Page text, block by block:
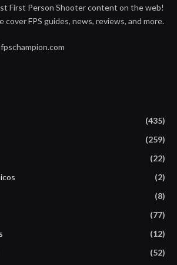
First Person Shooter content on the web!
cover FPS guides, news, reviews, and more.
(435)
(259)
(22)
(2)
(8)
(77)
(12)
(52)